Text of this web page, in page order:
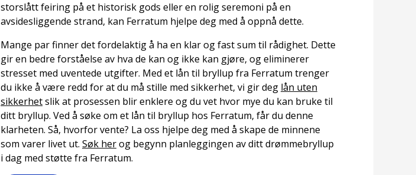
storslått feiring på et historisk gods eller en rolig seremoni på en
avsidesliggende strand, kan Ferratum hjelpe deg med å oppnå dette.
Mange par finner det fordelaktig å ha en klar og fast sum til rådighet. Dette
gir en bedre forståelse av hva de kan og ikke kan gjøre, og eliminerer
stresset med uventede utgifter. Med et lån til bryllup fra Ferratum trenger
du ikke å være redd for at du må stille med sikkerhet, vi gir deg lån uten
sikkerhetslik at prosessen blir enklere og du vet hvor mye du kan bruke til
ditt bryllup. Ved å søke om et lån til bryllup hos Ferratum, får du denne
klarheten. Så, hvorfor vente? La oss hjelpe deg med å skape de minnene
som varer livet ut. Søk herog begynn planleggingen av ditt drømmebryllup
i dag med støtte fra Ferratum.